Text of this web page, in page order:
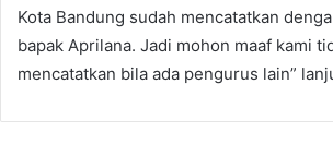
Kota Bandung sudah mencatatkan
bapak Aprilana. Jadi mohon maaf kami
mencatatkan bila ada pengurus lain”